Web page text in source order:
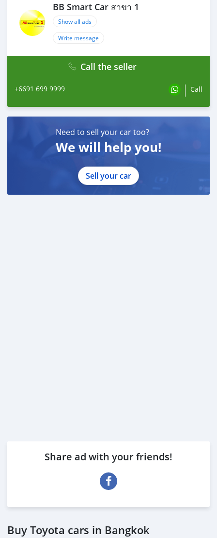
ผ่อน 36 งวด = 14,073 บาท
ผ่อน 48 งวด = 10,923 บาท
ผ่อน 60 งวด = 9,108 บาท
ผ่อน 72 งวด = 8,188 บาท
เงื่อนไขเป็นไปตามที่ไฟแนนซ์กำหนด
โปรโมชั่นพิเศษ สำหรับลูกค้าเครดิตดีลือกรับเรทดอกเบี้ย
📍36 งวด = 1.29 %
📍48 งวด = 1.99 %
📍60 งวด = 2.39 %
📍72 งวด = 3.59 %
🔥 เงื่อนไข โปรโมชั่น ดอกเบี้ยเริ่มต้น 1.29% ตลอดอายุ
- ยอดจัดไฟแนนซ์ 300,000-600,000 บาท
- เป็นลูกค้าประวัติดี พนักงานประจำเงินเดือน 20,000 ขึ้นไป
BB Smart Car สาขา 1
Show all ads
Write message
Call the seller
+6691 699 9999 Call
Need to sell your car too?
We will help you!
Sell your car
Share ad with your friends!
Buy Toyota cars in Bangkok